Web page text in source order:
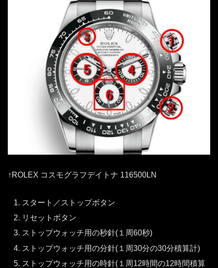
↑ROLEX コスモグラフデイトナ 116500LN
スタート／ストップボタン
リセットボタン
ストップウォッチ用の秒針(１周60秒)
ストップウォッチ用の分針(１周30分の30分積算計)
ストップウォッチ用の時針(１周12時間の12時間積算